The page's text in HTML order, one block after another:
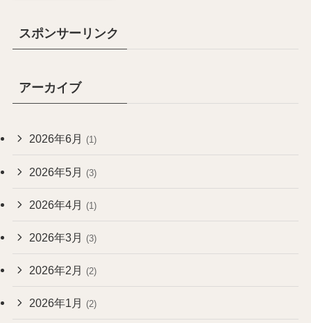
スポンサーリンク
アーカイブ
2026年6月 (1)
2026年5月 (3)
2026年4月 (1)
2026年3月 (3)
2026年2月 (2)
2026年1月 (2)